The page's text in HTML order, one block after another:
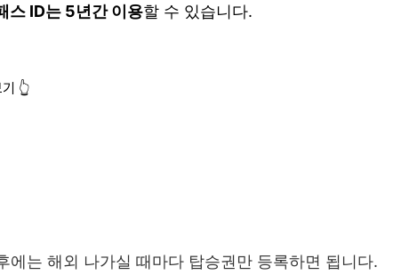
스 ID는 5년간 이용할 수 있습니다.
👆
에는 해외 나가실 때마다 탑승권만 등록하면 됩니다.